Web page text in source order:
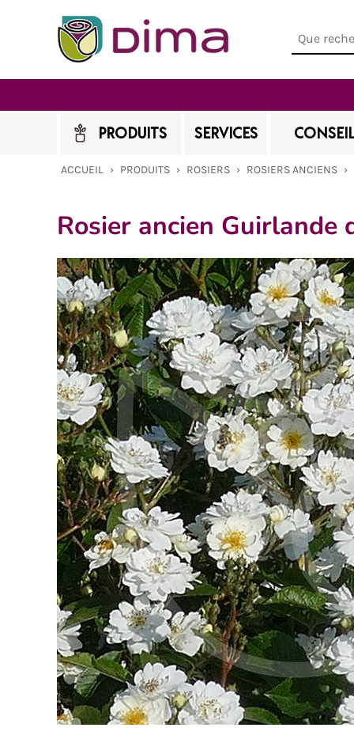
PRODUITS SERVICES
ACCUEIL › PRODUITS › ROSIERS › ROSIERS ANCIENS ›
Rosier ancien Guirlande